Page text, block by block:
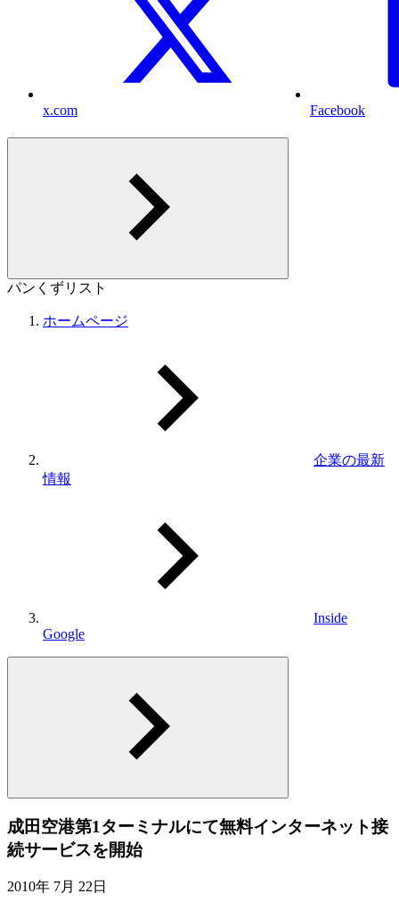
x.com Facebook
パンくずリスト
ホームページ
企業の最新
情報
Inside
Google
成田空港第1ターミナルにて無料インターネット接
続サービスを開始
2010年 7月 22日